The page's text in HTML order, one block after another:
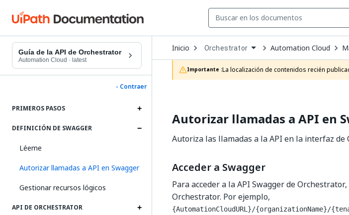
Guía de la API de Orchestrator
Automation Cloud · latest
- Contraer
PRIMEROS PASOS
DEFINICIÓN DE SWAGGER
Léeme
Autorizar llamadas a API en Swagger
Gestionar recursos lógicos
API DE ORCHESTRATOR
Inicio Open
Dropdown
to
choose
product
Orchestrator Automation Cloud
Importante :La localización de contenidos recién
Autorizar llamadas a API en
Autoriza las llamadas a la API en la interfaz de
Acceder a Swagger
Para acceder a la API Swagger de
Orchestrator. Por ejemplo,
{AutomationCloudURL}/{organizationName}/